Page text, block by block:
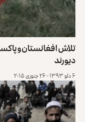
تلاش‌ افغانستان و
دیورند
۶ دلو ۱۳۹۳ - ۲۶ جنوری ۲۰۱۵